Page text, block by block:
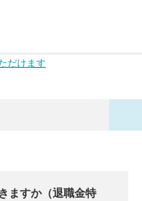
だけます
ますか（退職金特